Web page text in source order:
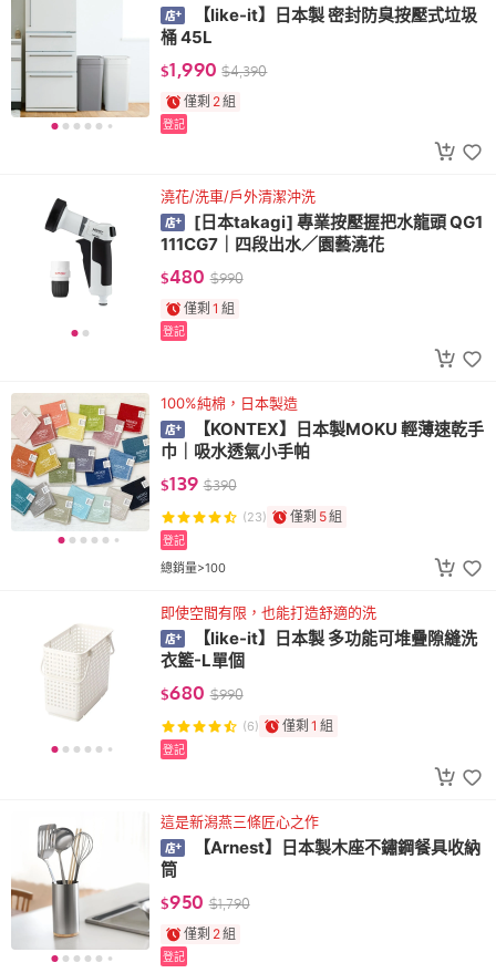
【like-it】日本製 密封防臭按壓式垃圾
桶 45L
$1,990 $4,390
僅剩 2組
登記
澆花/洗車/戶外清潔沖洗
[日本takagi] 專業按壓握把水龍頭 QG1
111CG7｜四段出水／園藝澆花
$480 $990
僅剩 1 組
登記
100%純棉，日本製造
【KONTEX】日本製MOKU 輕薄速乾手
巾｜吸水透氣小手帕
$139 $390
(23) 僅剩 5組
總銷量>100
登記
即使空間有限，也能打造舒適的洗
【like-it】日本製 多功能可堆疊隙縫洗
衣籃-L單個
$680 $990
(6) 僅剩 1 組
登記
這是新潟燕三條匠心之作
【Arnest】日本製木座不鏽鋼餐具收納
筒
$950 $1,790
僅剩 2組
登記